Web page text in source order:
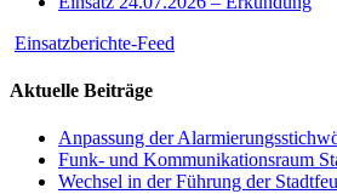
Einsatzberichte-Feed
Aktuelle Beiträge
Anpassung der
Funk- und Kommunikationsraum
Wechsel in der Führung der